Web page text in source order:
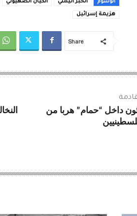
الوسوم الخبر اليمني الكيان الصهيوني
هزيمة إسرائيل
Share
داخل “حمام” هربا من